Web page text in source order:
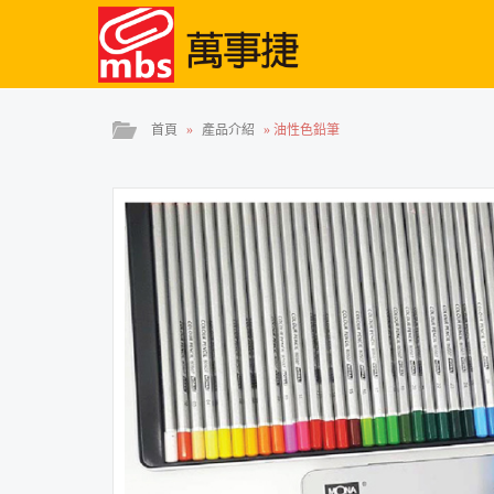
首頁 » 產品介紹 » 油性色鉛筆